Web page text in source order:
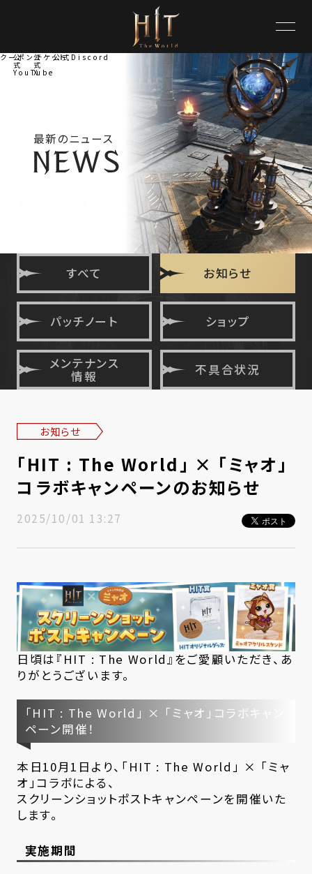
クーポンチケット
公
式
YouTube
公
式
X
公式Discord
最新のニュース
すべて お知らせ
パッチノート ショップ
メンテナンス
情報 不具合状況
お知らせ
「HIT : The World」 × 「ミャオ」
コラボキャンペーンのお知らせ
2025/10/01 13:27
日頃は『HIT : The World』をご愛顧いただき、あ
りがとうございます。
「HIT : The World」 × 「ミャオ」コラボキャン
ペーン開催！
本日10月1日より、「HIT : The World」 × 「ミャ
オ」コラボによる、
スクリーンショットポストキャンペーンを開催いた
します。
実施期間